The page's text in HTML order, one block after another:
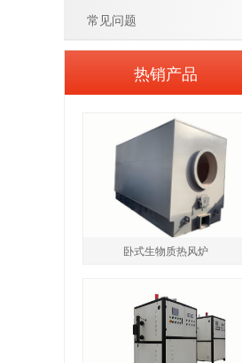
常见问题
热销产品
卧式生物质热风炉